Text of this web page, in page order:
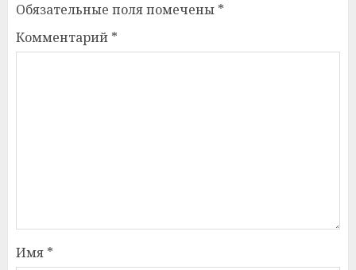
Обязательные поля помечены *
Комментарий *
Имя *